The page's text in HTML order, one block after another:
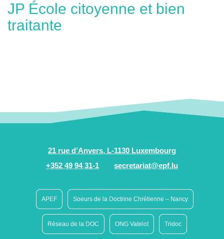
JP École citoyenne et bien
traitante
21 rue d’Anvers, L-1130 Luxembourg
+352 49 94 31-1
secretariat@epf.lu
APEF Soeurs de la Doctrine Chrétienne – Nancy
Réseau de la DOC ONG Vatelot Tridoc